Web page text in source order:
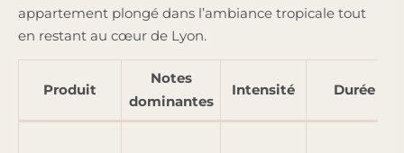
appartement plongé dans l’ambiance tropicale tout
en restant au cœur de Lyon.
Produit
Notes
dominantes
Intensité Durée